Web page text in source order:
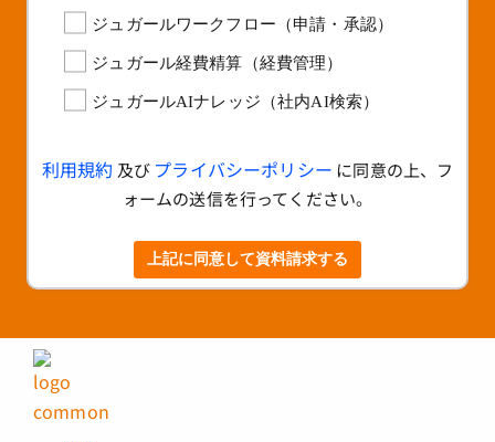
ジュガールワークフロー（申請・承認）
ジュガール経費精算（経費管理）
ジュガールAIナレッジ（社内AI検索）
利用規約 及び プライバシーポリシー に同意の上、フ
ォームの送信を行ってください。
上記に同意して資料請求する